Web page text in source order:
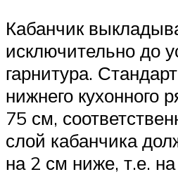
Кабанчик
исключительно до
гарнитура.
нижнего кухонного
75 см,
слой кабанчика
на 2 см ниже, т.е.